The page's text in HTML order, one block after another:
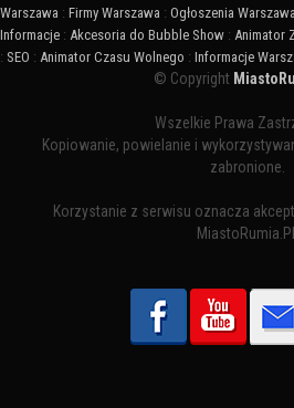
Warszawa : Firmy Warszawa : Ogłoszenia Warszawa
Informacje : Akcesoria do Bubble Show : Animator
: SEO : Animator Czasu Wolnego : Informacje
© Copyright
Wszelkie Prawa
Kopiowanie, powielanie i
zabronione.
Korzystanie z serwisu oznacza
MiastoRumia.PL